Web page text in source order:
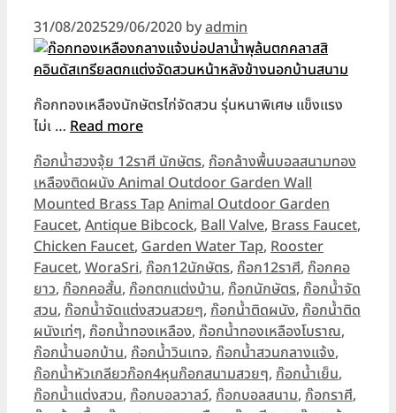
31/08/202529/06/2020 byadmin
ก๊อกทองเหลืองนักษัตรไก่จัดสวน รุ่นหนาพิเศษ แข็งแรง
ไม่เ … Read more
Categories
ก๊อกน้ำฮวงจุ้ย 12ราศี นักษัตร, ก๊อกล้างพื้นบอลสนามทอง
เหลืองติดผนัง Animal Outdoor Garden Wall
Mounted Brass Tap Tags
Animal Outdoor Garden
Faucet, Antique Bibcock, Ball Valve, Brass Faucet,
Chicken Faucet, Garden Water Tap, Rooster
Faucet, WoraSri, ก๊อก12นักษัตร, ก๊อก12ราศี, ก๊อกคอ
ยาว, ก๊อกคอสั้น, ก๊อกตกแต่งบ้าน, ก๊อกนักษัตร, ก๊อกน้ำจัด
สวน, ก๊อกน้ำจัดแต่งสวนสวยๆ, ก๊อกน้ำติดผนัง, ก๊อกน้ำติด
ผนังเท่ๆ, ก๊อกน้ำทองเหลือง, ก๊อกน้ำทองเหลืองโบราณ,
ก๊อกน้ำนอกบ้าน, ก๊อกน้ำวินเทจ, ก๊อกน้ำสวนกลางแจ้ง,
ก๊อกน้ำหัวเกลียวก๊อก4หุนก๊อกสนามสวยๆ, ก๊อกน้ำเย็น,
ก๊อกน้ำแต่งสวน, ก๊อกบอลวาลว์, ก๊อกบอลสนาม, ก๊อกราศี,